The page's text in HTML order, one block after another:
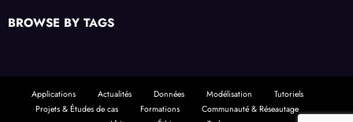
BROWSE BY TAGS
Applications Actualités Données Modélisation
Tutoriels
Projets & Études de cas
Formations
Communauté & Réseautage